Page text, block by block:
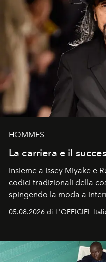
HOMMES
La carriera e il
Insieme a Issey Miyake e
codici tradizionali della
spingendo la moda a
formali e a ridefinire il
un’impronta indelebile
05.08.2026 di L'OFFICIEL